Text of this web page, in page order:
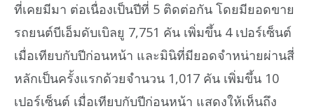
ที่เคยมีมา ต่อเนื่องเป็นปีที่ 5 ติดต่อกัน โดยมียอดขาย
รถยนต์บีเอ็มดับเบิลยู 7,751 คัน เพิ่มขึ้น 4 เปอร์เซ็นต์
เมื่อเทียบกับปีก่อนหน้า และมินิที่มียอดจำหน่ายผ่านสี่
หลักเป็นครั้งแรกด้วยจำนวน 1,017 คัน เพิ่มขึ้น 10
เปอร์เซ็นต์ เมื่อเทียบกับปีก่อนหน้า แสดงให้เห็นถึง